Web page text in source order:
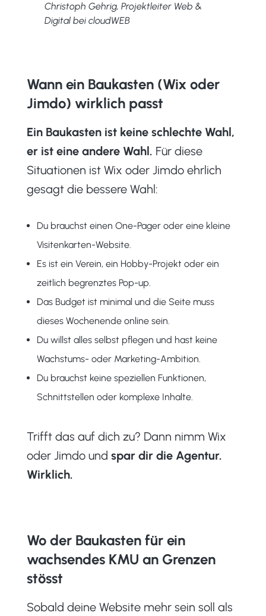
Christoph Gehrig, Projektleiter Web &
Digital bei cloudWEB
Wann ein Baukasten (Wix oder
Jimdo) wirklich passt
Ein Baukasten ist keine schlechte Wahl,
er ist eine andere Wahl. Für diese
Situationen ist Wix oder Jimdo ehrlich
gesagt die bessere Wahl:
Du brauchst einen One-Pager oder eine kleine
Visitenkarten-Website.
Es ist ein Verein, ein Hobby-Projekt oder ein
zeitlich begrenztes Pop-up.
Das Budget ist minimal und die Seite muss
dieses Wochenende online sein.
Du willst alles selbst pflegen und hast keine
Wachstums- oder Marketing-Ambition.
Du brauchst keine speziellen Funktionen,
Schnittstellen oder komplexe Inhalte.
Trifft das auf dich zu? Dann nimm Wix
oder Jimdo und spar dir die Agentur.
Wirklich.
Wo der Baukasten für ein
wachsendes KMU an Grenzen
stösst
Sobald deine Website mehr sein soll als